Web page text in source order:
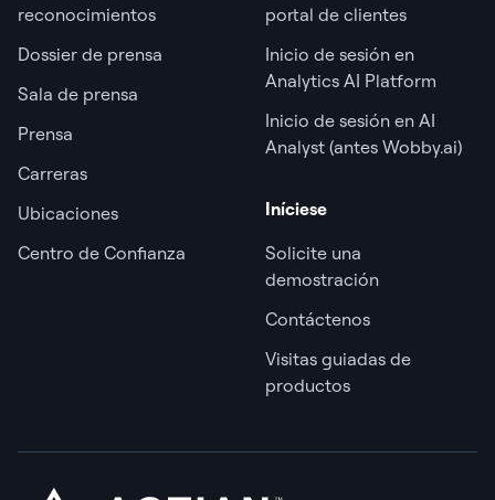
reconocimientos
Dossier de prensa
Sala de prensa
Prensa
Carreras
Ubicaciones
Centro de Confianza
portal de clientes
Inicio de sesión en
Analytics AI Platform
Inicio de sesión en AI
Analyst (antes Wobby.ai)
Iníciese
Solicite una
demostración
Contáctenos
Visitas guiadas de
productos